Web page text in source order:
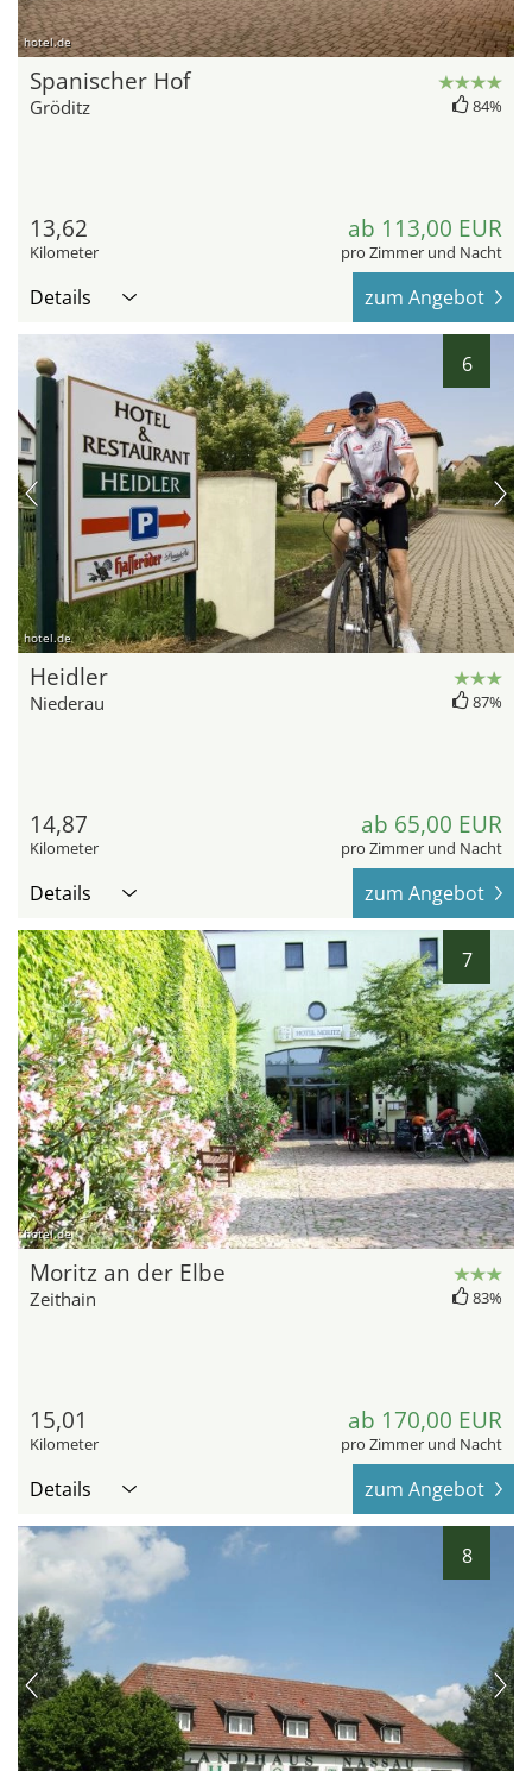
hotel.de
Spanischer Hof
Gröditz 84%
13,62
Kilometer
ab 113,00 EUR
pro Zimmer und Nacht
Details zum Angebot
6
hotel.de
Heidler
Niederau 87%
14,87
Kilometer
ab 65,00 EUR
pro Zimmer und Nacht
Details zum Angebot
7
hotel.de
Moritz an der Elbe
Zeithain 83%
15,01
Kilometer
ab 170,00 EUR
pro Zimmer und Nacht
Details zum Angebot
8